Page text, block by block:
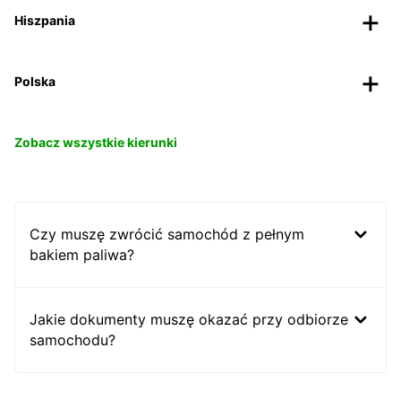
Hiszpania
Polska
Zobacz wszystkie kierunki
Czy muszę zwrócić samochód z pełnym
bakiem paliwa?
Jakie dokumenty muszę okazać przy odbiorze
samochodu?